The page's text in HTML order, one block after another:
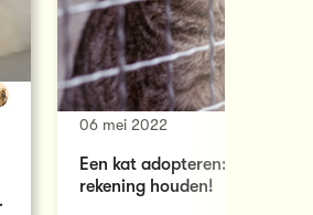
06 mei 2022
Een kat adopteren: hiermee
rekening houden!